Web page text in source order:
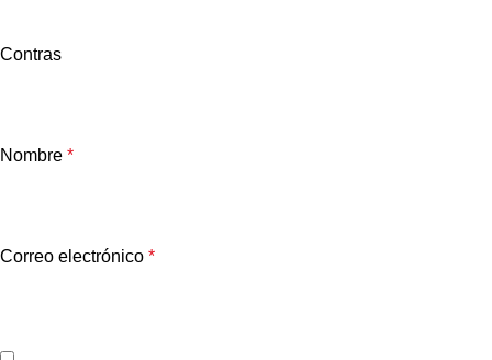
Contras
Nombre *
Correo electrónico *